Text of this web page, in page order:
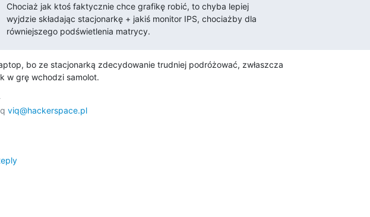
Chociaż jak ktoś faktycznie chce grafikę robić, to chyba lepiej
wyjdzie składając stacjonarkę + jakiś monitor IPS, chociażby dla
równiejszego podświetlenia matrycy.
bo ze stacjonarką zdecydowanie trudniej podróżować, zwłaszcza
w grę wchodzi samolot.
viq@hackerspace.pl